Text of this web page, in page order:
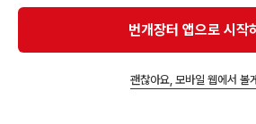
앱에서 구매
다만, 번개장터㈜가 직접 판매하는 상품에 대한 책임은 번개장터
APP 다운로드
번개장터 앱으로 시작
괜찮아요, 모바일 웹에서 볼